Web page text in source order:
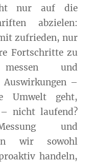
nur auf die
abzielen:
zufrieden, nur
Fortschritte zu
und
–
Umwelt geht,
nicht laufend?
und
wir sowohl
handeln,